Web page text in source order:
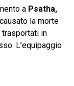
a Psatha,
la morte
trasportati in
L’equipaggio